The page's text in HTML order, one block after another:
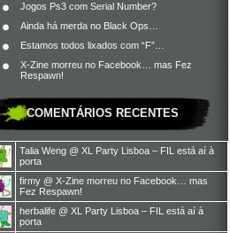
Jogos Ps3 com Serial Number?
Ainda há merda no Black Ops…
Estamos todos lixados com “F”…
X-Zine morreu no Facebook… mas Fez
Respawn!
COMENTÁRIOS RECENTES
Talia Weng @ XL Party Lisboa – FIL está aí à
porta
firmy @ X-Zine morreu no Facebook… mas
Fez Respawn!
herbalife @ XL Party Lisboa – FIL está aí à
porta